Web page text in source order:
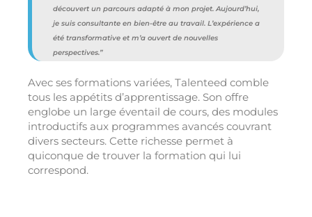
découvert un parcours adapté à mon projet. Aujourd’hui,
je suis consultante en bien-être au travail. L’expérience a
été transformative et m’a ouvert de nouvelles
perspectives.”
Avec ses formations variées, Talenteed comble
tous les appétits d’apprentissage. Son offre
englobe un large éventail de cours, des modules
introductifs aux programmes avancés couvrant
divers secteurs. Cette richesse permet à
quiconque de trouver la formation qui lui
correspond.